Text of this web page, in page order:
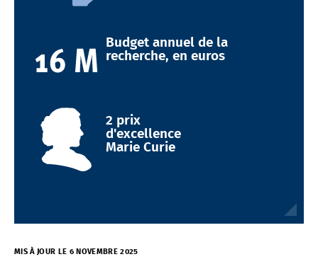
Budget annuel de la
recherche, en euros
2 prix
d'excellence
Marie Curie
MIS À JOUR LE 6 NOVEMBRE 2025